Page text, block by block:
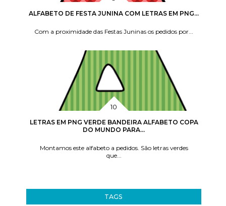
ALFABETO DE FESTA JUNINA COM LETRAS EM PNG...
Com a proximidade das Festas Juninas os pedidos por...
LETRAS EM PNG VERDE BANDEIRA ALFABETO COPA
DO MUNDO PARA...
Montamos este alfabeto a pedidos. São letras verdes
que...
TAGS